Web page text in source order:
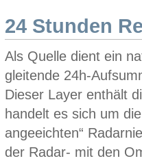
24 Stunden
Als Quelle dient ein
gleitende 24h-
Dieser Layer enthält
handelt es sich um
angeeichten“
der Radar- mit den